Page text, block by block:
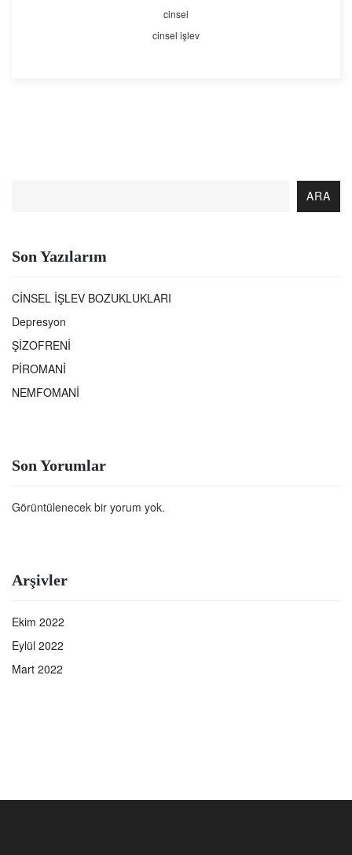
cinsel
cinsel işlev
ARA
Son Yazılarım
CİNSEL İŞLEV BOZUKLUKLARI
Depresyon
ŞİZOFRENİ
PİROMANİ
NEMFOMANİ
Son Yorumlar
Görüntülenecek bir yorum yok.
Arşivler
Ekim 2022
Eylül 2022
Mart 2022